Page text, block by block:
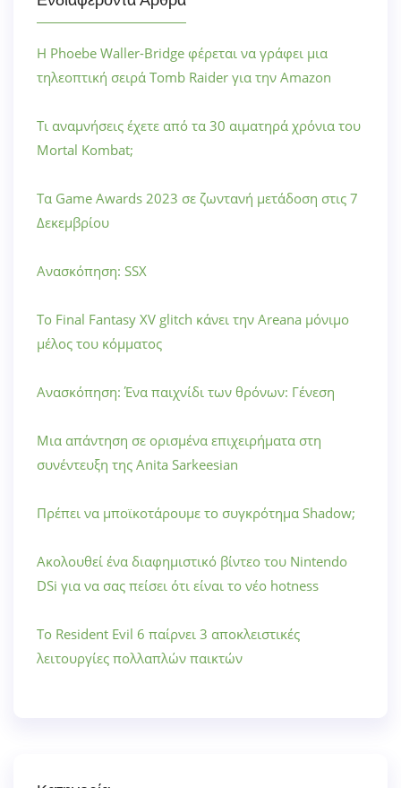
Η Phoebe Waller-Bridge φέρεται να γράφει μια
τηλεοπτική σειρά Tomb Raider για την Amazon
Τι αναμνήσεις έχετε από τα 30 αιματηρά χρόνια του
Mortal Kombat;
Τα Game Awards 2023 σε ζωντανή μετάδοση στις 7
Δεκεμβρίου
Ανασκόπηση: SSX
Το Final Fantasy XV glitch κάνει την Areana μόνιμο
μέλος του κόμματος
Ανασκόπηση: Ένα παιχνίδι των θρόνων: Γένεση
Μια απάντηση σε ορισμένα επιχειρήματα στη
συνέντευξη της Anita Sarkeesian
Πρέπει να μποϊκοτάρουμε το συγκρότημα Shadow;
Ακολουθεί ένα διαφημιστικό βίντεο του Nintendo
DSi για να σας πείσει ότι είναι το νέο hotness
Το Resident Evil 6 παίρνει 3 αποκλειστικές
λειτουργίες πολλαπλών παικτών